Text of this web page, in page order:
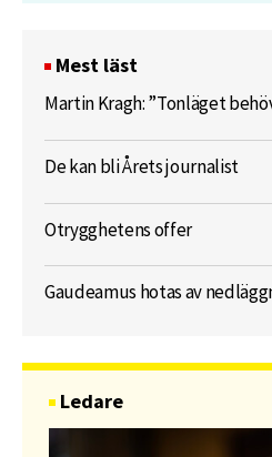
Mest läst
Martin Kragh: ”Tonläget
De kan bli Årets journalist
Otrygghetens offer
Gaudeamus hotas av
Ledare